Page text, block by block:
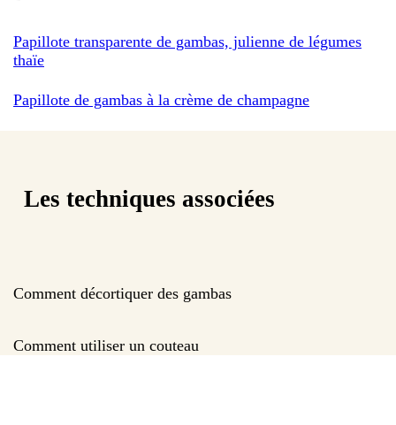
Papillote transparente de gambas, julienne de légumes
thaïe
Papillote de gambas à la crème de champagne
Les techniques associées
Comment décortiquer des gambas
Comment utiliser un couteau